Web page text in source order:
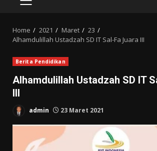
PRIMARY
Home 2021 Maret
23
Alhamdulillah Ustadzah SD IT Sal-Fa Juara III
Berita Pendidikan
Alhamdulillah Ustadzah SD IT
III
admin 23 Maret 2021